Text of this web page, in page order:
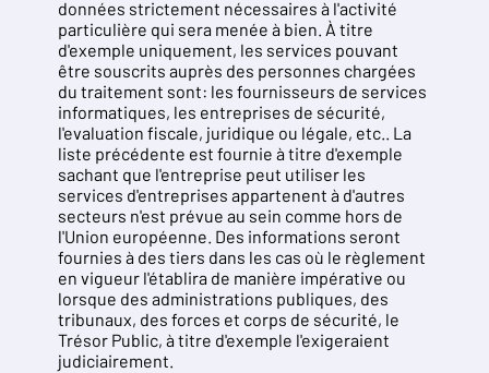
données strictement nécessaires à l'activité
particulière qui sera menée à bien. À titre
d'exemple uniquement, les services pouvant
être souscrits auprès des personnes chargées
du traitement sont: les fournisseurs de services
informatiques, les entreprises de sécurité,
l'evaluation fiscale, juridique ou légale, etc.. La
liste précédente est fournie à titre d'exemple
sachant que l'entreprise peut utiliser les
services d'entreprises appartenent à d'autres
secteurs n'est prévue au sein comme hors de
l'Union européenne. Des informations seront
fournies à des tiers dans les cas où le règlement
en vigueur l'établira de manière impérative ou
lorsque des administrations publiques, des
tribunaux, des forces et corps de sécurité, le
Trésor Public, à titre d'exemple l'exigeraient
judiciairement.